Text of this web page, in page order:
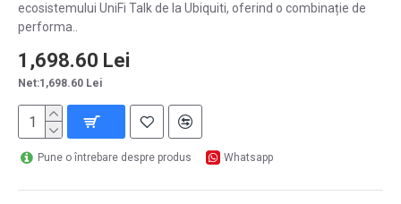
ecosistemului UniFi Talk de la Ubiquiti, oferind o combinație de
performa..
1,698.60 Lei
Net:1,698.60 Lei
Pune o întrebare despre produs Whatsapp